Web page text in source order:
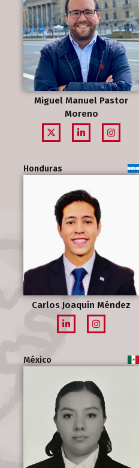
Miguel Manuel Pastor
Moreno
Honduras
Carlos Joaquín Méndez
México